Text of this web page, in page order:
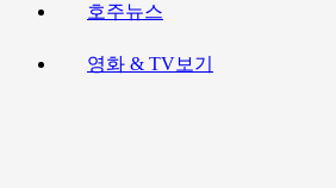
호주뉴스
영화 & TV보기